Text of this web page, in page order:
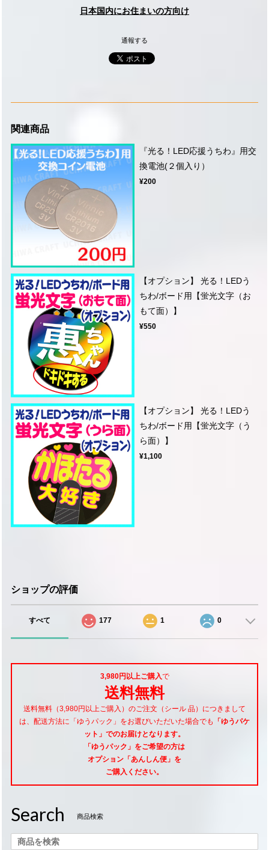
日本国内にお住まいの方向け
通報する
関連商品
『光る！LED応援うちわ』用交
換電池(２個入り）
¥200
【オプション】 光る！LEDう
ちわ/ボード用【蛍光文字（お
もて面）】
¥550
【オプション】 光る！LEDう
ちわ/ボード用【蛍光文字（う
ら面）】
¥1,100
ショップの評価
すべて 177 1 0
3,980円以上ご購入で
送料無料
送料無料（3,980円以上ご購入）のご注文（シール 品）につきまして
は、配送方法に「ゆうパック」をお選びいただいた場合でも
「ゆうパケ
ット」でのお届けとなります。
「ゆうパック」をご希望の方は
オプション「あんしん便」 を
ご購入ください。
Search 商品検索